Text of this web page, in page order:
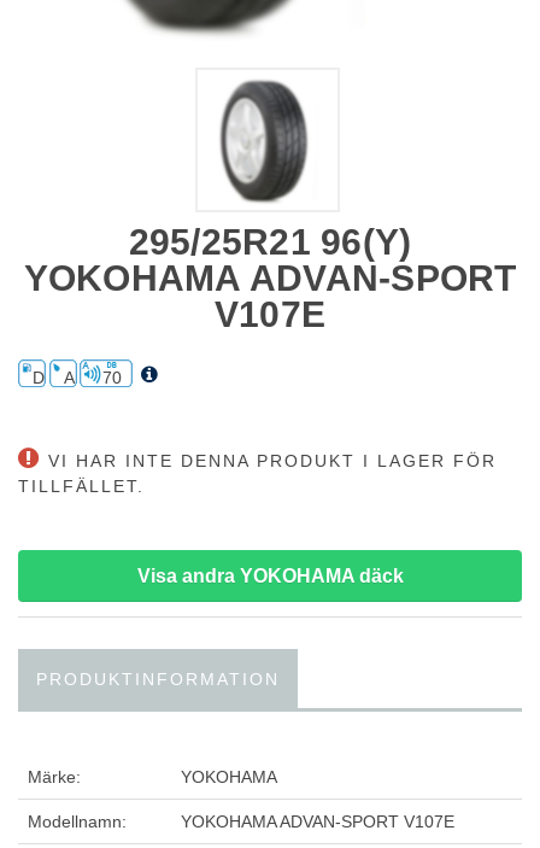
295/25R21 96(Y)
YOKOHAMA ADVAN-SPORT
V107E
D A 70
VI HAR INTE DENNA PRODUKT I LAGER FÖR
TILLFÄLLET.
Visa andra YOKOHAMA däck
PRODUKTINFORMATION
Märke: YOKOHAMA
Modellnamn: YOKOHAMA ADVAN-SPORT V107E